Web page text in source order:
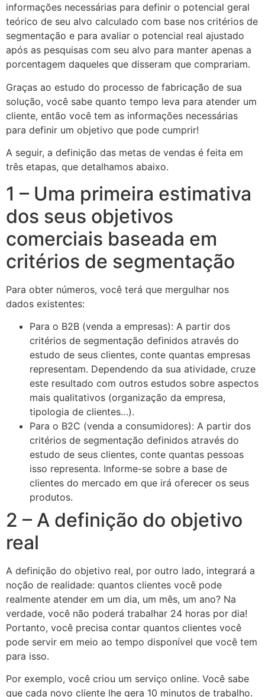
informações necessárias para definir o potencial geral
teórico de seu alvo calculado com base nos critérios de
segmentação e para avaliar o potencial real ajustado
após as pesquisas com seu alvo para manter apenas a
porcentagem daqueles que disseram que comprariam.
Graças ao estudo do processo de fabricação de sua
solução, você sabe quanto tempo leva para atender um
cliente, então você tem as informações necessárias
para definir um objetivo que pode cumprir!
A seguir, a definição das metas de vendas é feita em
três etapas, que detalhamos abaixo.
1 – Uma primeira estimativa
dos seus objetivos
comerciais baseada em
critérios de segmentação
Para obter números, você terá que mergulhar nos
dados existentes:
Para o B2B (venda a empresas): A partir dos
critérios de segmentação definidos através do
estudo de seus clientes, conte quantas empresas
representam. Dependendo da sua atividade, cruze
este resultado com outros estudos sobre aspectos
mais qualitativos (organização da empresa,
tipologia de clientes…).
Para o B2C (venda a consumidores): A partir dos
critérios de segmentação definidos através do
estudo de seus clientes, conte quantas pessoas
isso representa. Informe-se sobre a base de
clientes do mercado em que irá oferecer os seus
produtos.
2 – A definição do objetivo
real
A definição do objetivo real, por outro lado, integrará a
noção de realidade: quantos clientes você pode
realmente atender em um dia, um mês, um ano? Na
verdade, você não poderá trabalhar 24 horas por dia!
Portanto, você precisa contar quantos clientes você
pode servir em meio ao tempo disponível que você tem
para isso.
Por exemplo, você criou um serviço online. Você sabe
que cada novo cliente lhe gera 10 minutos de trabalho.